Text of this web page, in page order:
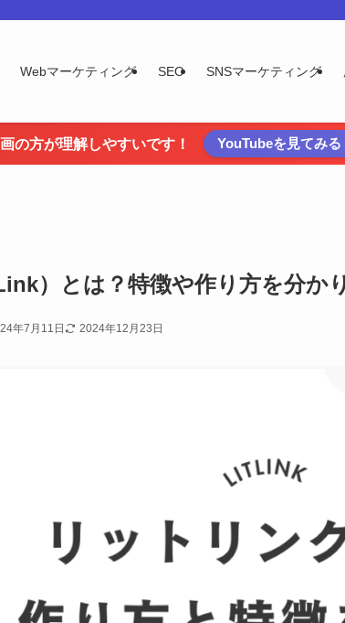
Webマーケティング SEO SNSマーケティング
の方が理解しやすいです！ YouTubeを見てみる
）とは？特徴や作り方を分か
年7月11日 2024年12月23日